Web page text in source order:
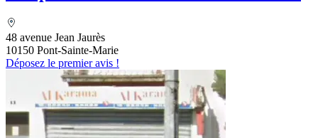
48 avenue Jean Jaurès
10150 Pont-Sainte-Marie
Déposez le premier avis !